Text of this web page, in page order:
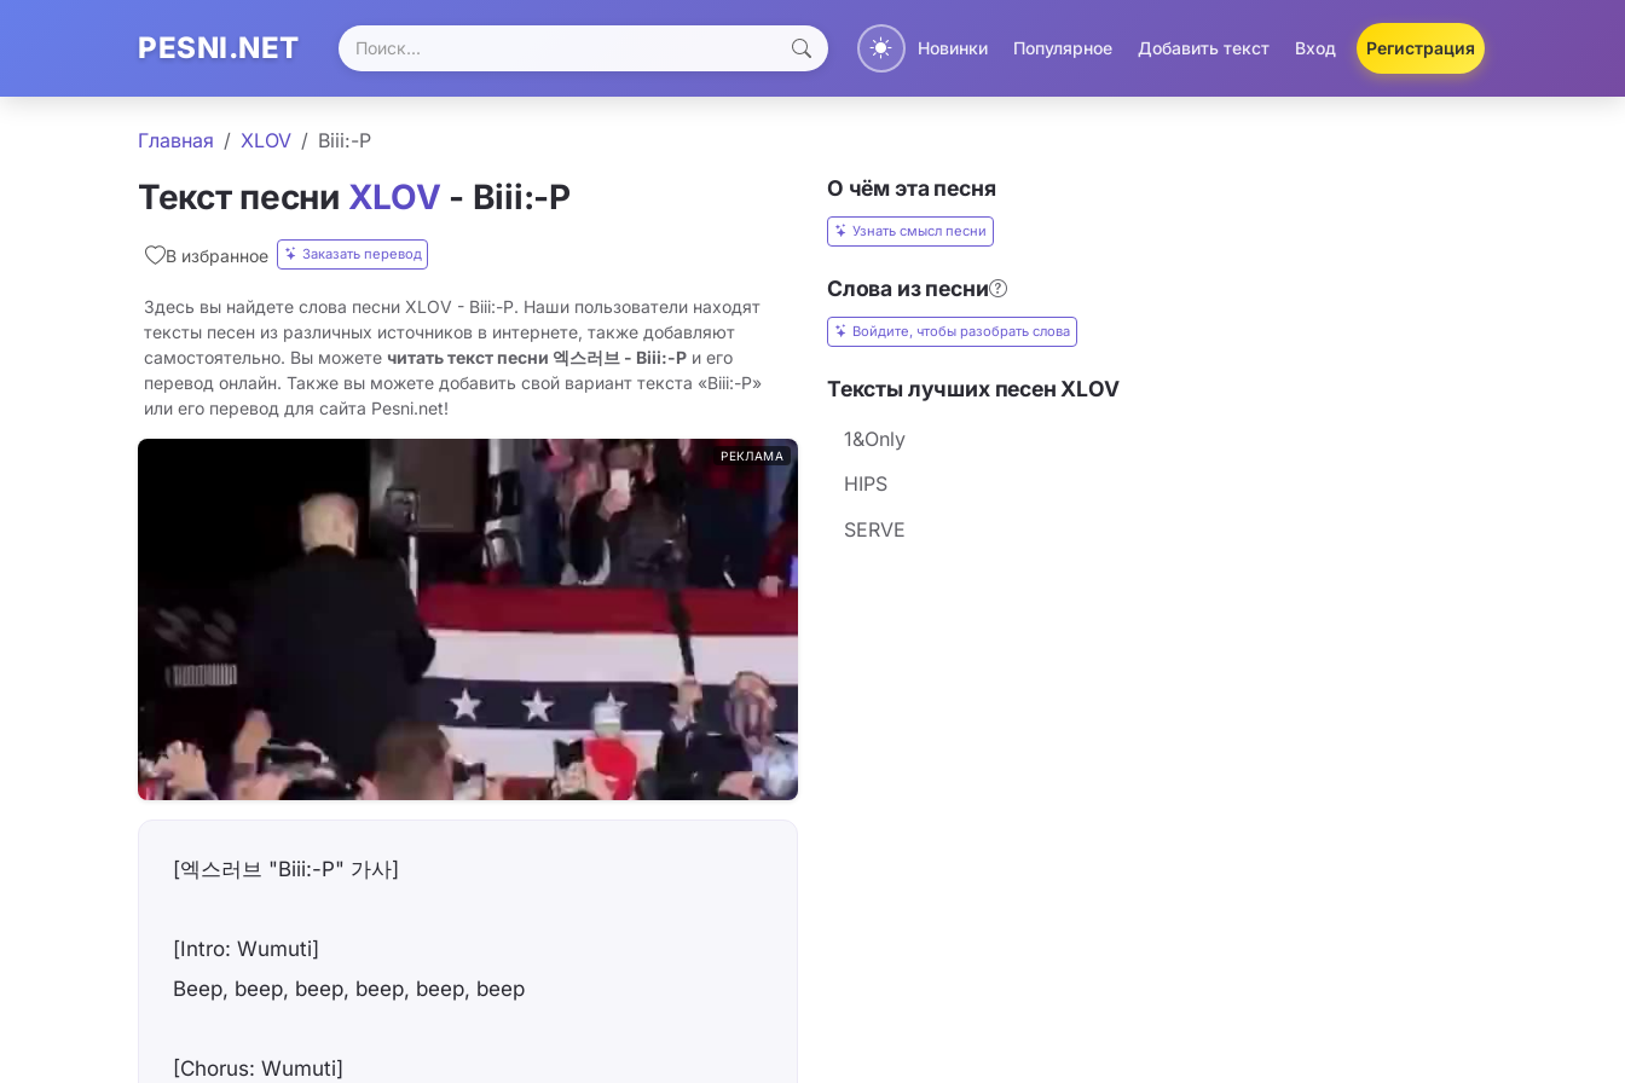
PESNI.NET Новинки Популярное Добавить текст Вход Регистрация
Главная XLOV Biii:-P
Текст песни XLOV - Biii:-P
В избранное Заказать перевод
Здесь вы найдете слова песни XLOV - Biii:-P. Наши пользователи находят
тексты песен из различных источников в интернете, также добавляют
самостоятельно. Вы можете читать текст песни 엑스러브 - Biii:-P и его
перевод онлайн. Также вы можете добавить свой вариант текста «Biii:-P»
или его перевод для сайта Pesni.net!
РЕКЛАМА
[엑스러브 "Biii:-P" 가사]
[Intro: Wumuti]
Beep, beep, beep, beep, beep, beep
[Chorus: Wumuti]
О чём эта песня
Узнать смысл песни
Слова из песни
Войдите, чтобы разобрать слова
Тексты лучших песен XLOV
1&Only
HIPS
SERVE